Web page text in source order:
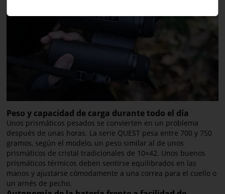
Peso y capacidad de carga durante todo el día
Unos prismáticos pesados se convierten en un problema
después de unas horas. La serie QUEST pesa entre 700 y 750
gramos, según el modelo, un peso similar al de unos
prismáticos de cristal tradicionales de 10×42. Unos buenos
prismáticos térmicos deben sentirse equilibrados en las
manos y ajustarse cómodamente a una correa para el cuello o
un arnés de pecho.